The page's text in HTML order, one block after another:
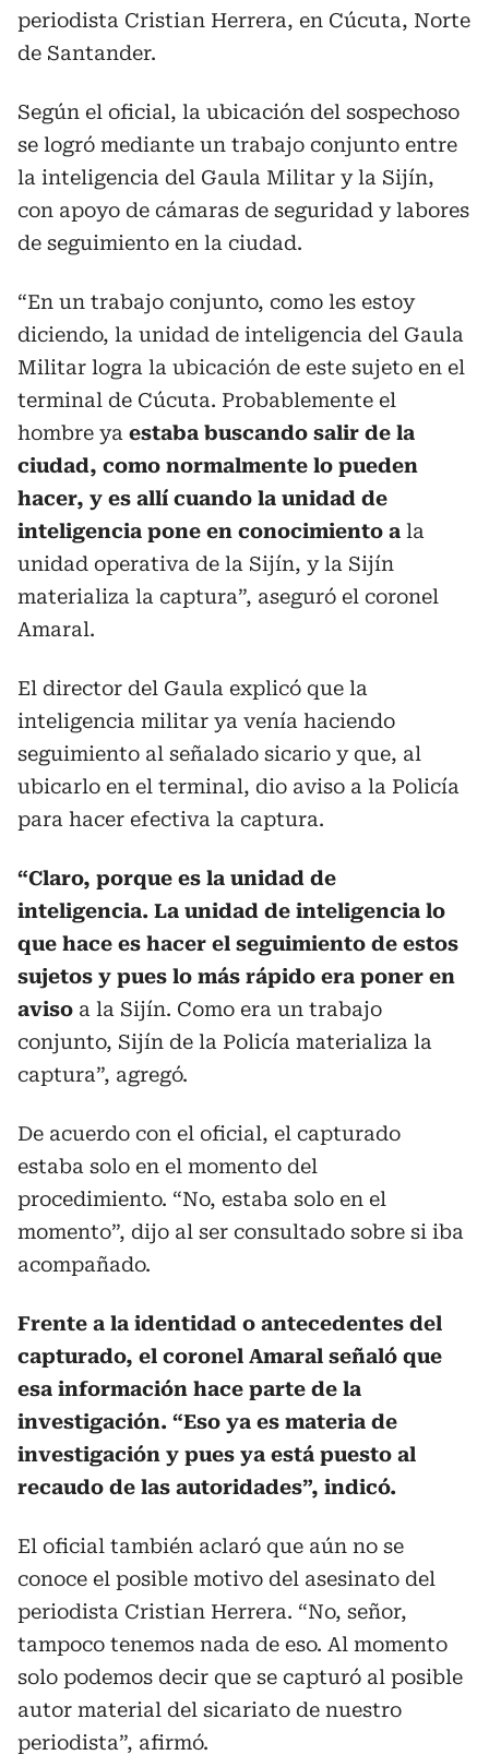
periodista Cristian Herrera, en Cúcuta, Norte
de Santander.
Según el oficial, la ubicación del sospechoso
se logró mediante un trabajo conjunto entre
la inteligencia del Gaula Militar y la Sijín,
con apoyo de cámaras de seguridad y labores
de seguimiento en la ciudad.
“En un trabajo conjunto, como les estoy
diciendo, la unidad de inteligencia del Gaula
Militar logra la ubicación de este sujeto en el
terminal de Cúcuta. Probablemente el
hombre ya estaba buscando salir de la
ciudad, como normalmente lo pueden
hacer, y es allí cuando la unidad de
inteligencia pone en conocimiento a la
unidad operativa de la Sijín, y la Sijín
materializa la captura”, aseguró el coronel
Amaral.
El director del Gaula explicó que la
inteligencia militar ya venía haciendo
seguimiento al señalado sicario y que, al
ubicarlo en el terminal, dio aviso a la Policía
para hacer efectiva la captura.
“Claro, porque es la unidad de
inteligencia. La unidad de inteligencia lo
que hace es hacer el seguimiento de estos
sujetos y pues lo más rápido era poner en
aviso a la Sijín. Como era un trabajo
conjunto, Sijín de la Policía materializa la
captura”, agregó.
De acuerdo con el oficial, el capturado
estaba solo en el momento del
procedimiento. “No, estaba solo en el
momento”, dijo al ser consultado sobre si iba
acompañado.
Frente a la identidad o antecedentes del
capturado, el coronel Amaral señaló que
esa información hace parte de la
investigación. “Eso ya es materia de
investigación y pues ya está puesto al
recaudo de las autoridades”, indicó.
El oficial también aclaró que aún no se
conoce el posible motivo del asesinato del
periodista Cristian Herrera. “No, señor,
tampoco tenemos nada de eso. Al momento
solo podemos decir que se capturó al posible
autor material del sicariato de nuestro
periodista”, afirmó.